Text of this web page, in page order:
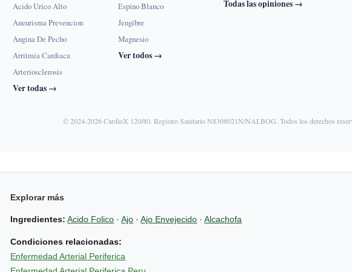
Acido Urico Alto
Aneurisma Prevencion
Angina De Pecho
Arritmia Cardiaca
Arteriosclerosis
Ver todas →
Espino Blanco
Jengibre
Magnesio
Ver todos →
Todas las opiniones →
© 2024-2026 CardioX 120/80. Registro Sanitario N8308021N/NALBOG. Todos los derechos
Explorar más
Ingredientes: Acido Folico ·Ajo ·Ajo Envejecido ·Alcachofa
Condiciones relacionadas:
Enfermedad Arterial Periferica